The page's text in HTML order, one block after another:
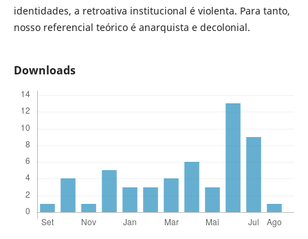
identidades, a retroativa institucional é violenta. Para tanto,
nosso referencial teórico é anarquista e decolonial.
Downloads